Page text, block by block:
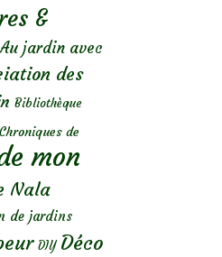
&
Au jardin avec
des
Bibliothèque
Chroniques de
mon
Nala
de jardins
DIY Déco